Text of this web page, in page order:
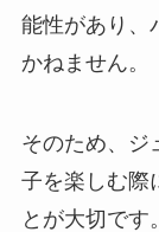
能性があり、
かねません。
そのため、ジ
子を楽しむ際
とが大切です。